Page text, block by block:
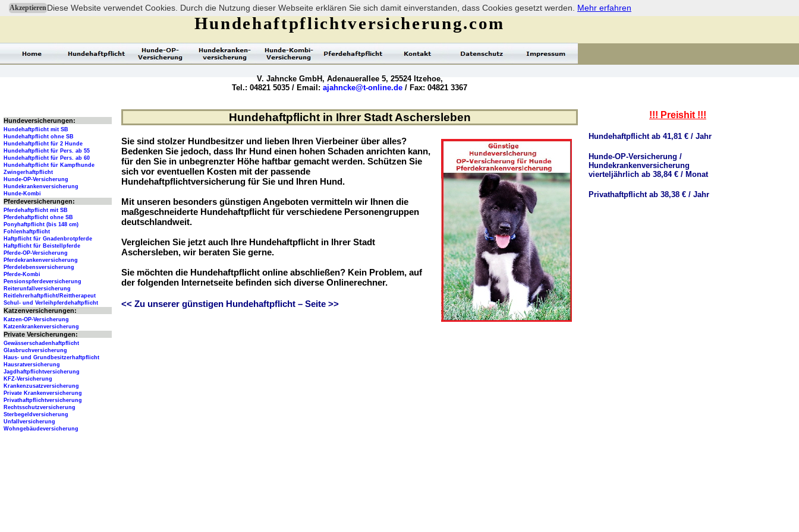
AkzeptierenDiese Website verwendet Cookies. Durch die Nutzung dieser Webseite erklären Sie sich damit einverstanden, dass Cookies gesetzt werden. Mehr erfahren
Hundehaftpflicht in Ihrer Stadt Aschersleben
Sie sind stolzer Hundbesitzer und lieben Ihren Vierbeiner über alles?
Bedenken Sie jedoch, dass Ihr Hund einen hohen Schaden anrichten kann,
für den Sie in unbegrenzter Höhe haftbar gemacht werden. Schützen Sie
sich vor eventuellen Kosten mit der passende
Hundehaftpflichtversicherung für Sie und Ihren Hund.
Mit unseren besonders günstigen Angeboten vermitteln wir Ihnen die
maßgeschneiderte Hundehaftpflicht für verschiedene Personengruppen
deutschlandweit.
Vergleichen Sie jetzt auch Ihre Hundehaftpflicht in Ihrer Stadt
Aschersleben, wir beraten Sie gerne.
Sie möchten die Hundehaftpflicht online abschließen? Kein Problem, auf
der folgenden Internetseite befinden sich diverse Onlinerechner.
<< Zu unserer günstigen Hundehaftpflicht – Seite >>
Hundehaftpflichtversicherung.com
V. Jahncke GmbH, Adenauerallee 5, 25524 Itzehoe,
Tel.: 04821 5035 / Email: ajahncke@t-online.de / Fax: 04821 3367
!!! Preishit !!!
Hundehaftpflicht ab 41,81 € / Jahr
Hunde-OP-Versicherung /
Hundekrankenversicherung
vierteljährlich ab 38,84 € / Monat
Privathaftpflicht ab 38,38 € / Jahr
Hundeversicherungen:
Hundehaftpflicht mit SB
Hundehaftpflicht ohne SB
Hundehaftpflicht für 2 Hunde
Hundehaftpflicht für Pers. ab 55
Hundehaftpflicht für Pers. ab 60
Hundehaftpflicht für Kampfhunde
Zwingerhaftpflicht
Hunde-OP-Versicherung
Hundekrankenversicherung
Hunde-Kombi
Pferdeversicherungen:
Pferdehaftpflicht mit SB
Pferdehaftpflicht ohne SB
Ponyhaftpflicht (bis 148 cm)
Fohlenhaftpflicht
Haftpflicht für Gnadenbrotpferde
Haftpflicht für Beistellpferde
Pferde-OP-Versicherung
Pferdekrankenversicherung
Pferdelebensversicherung
Pferde-Kombi
Pensionspferdeversicherung
Reiterunfallversicherung
Reitlehrerhaftpflicht/Reittherapeut
Schul- und Verleihpferdehaftpflicht
Katzenversicherungen:
Katzen-OP-Versicherung
Katzenkrankenversicherung
Private Versicherungen:
Gewässerschadenhaftpflicht
Glasbruchversicherung
Haus- und Grundbesitzerhaftpflicht
Hausratversicherung
Jagdhaftpflichtversicherung
KFZ-Versicherung
Krankenzusatzversicherung
Private Krankenversicherung
Privathaftpflichtversicherung
Rechtsschutzversicherung
Sterbegeldversicherung
Unfallversicherung
Wohngebäudeversicherung